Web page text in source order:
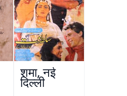
शमा, नई
दिल्ली